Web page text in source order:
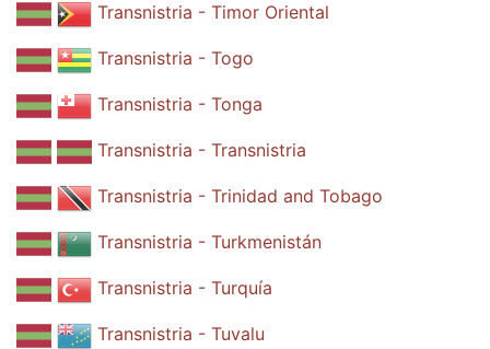
Transnistria - Timor Oriental
Transnistria - Togo
Transnistria - Tonga
Transnistria - Transnistria
Transnistria - Trinidad and Tobago
Transnistria - Turkmenistán
Transnistria - Turquía
Transnistria - Tuvalu